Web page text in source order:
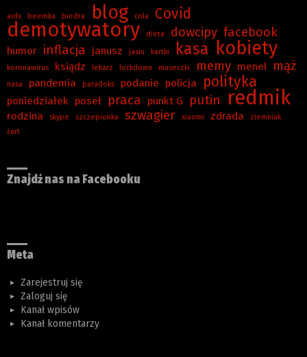
aids beemka biedra blog cola Covid
demotywatory dieta dowcipy facebook
humor inflacja janusz jasiu kartki kasa kobiety
koronawirus ksiądz lekarz lockdown maseczki memy menel mąż
nasa pandemia paradoks podanie policja polityka
poniedziałek poseł praca punkt G putin redmik
rodzina skype szczepionka szwagier xiaomi zdrada
ziemniak
żart
Znajdź nas na Facebooku
Meta
Zarejestruj się
Zaloguj się
Kanał wpisów
Kanał komentarzy